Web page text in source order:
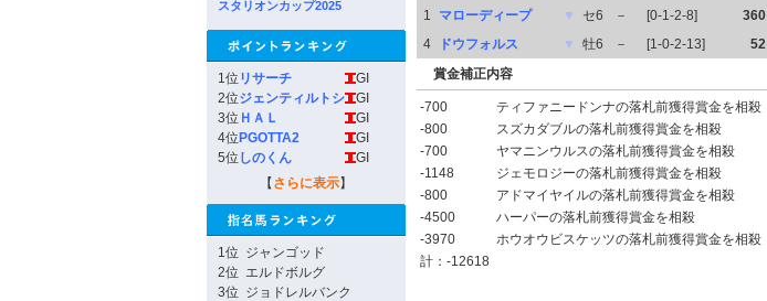
スタリオンカップ2025
1位 リサーチ
GI
2位ジェンティルトシ
GI
3位 ＨＡＬ
GI
4位 PGOTTA2
GI
5位 しのくん
GI
【 さらに表示】
1位 ジャンゴッド
2位 エルドボルグ
3位 ジョドレルバンク
1 マローディープ ▼ セ6 － [0-1-2-8] 360
4 ドウフォルス ▼ 牡6 － [1-0-2-13] 52
賞金補正内容
-700
ティファニードンナの落札前獲得賞金を相殺
-800
スズカダブルの落札前獲得賞金を相殺
-700
ヤマニンウルスの落札前獲得賞金を相殺
-1148
ジェモロジーの落札前獲得賞金を相殺
-800
アドマイヤイルの落札前獲得賞金を相殺
-4500
ハーパーの落札前獲得賞金を相殺
-3970
ホウオウビスケッツの落札前獲得賞金を相殺
計：-12618